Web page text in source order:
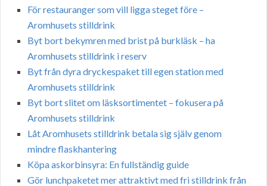
För restauranger som vill ligga steget före –
Aromhusets stilldrink
Byt bort bekymren med brist på burkläsk – ha
Aromhusets stilldrink i reserv
Byt från dyra dryckespaket till egen station med
Aromhusets stilldrink
Byt bort slitet om läsksortimentet – fokusera på
Aromhusets stilldrink
Låt Aromhusets stilldrink betala sig själv genom
mindre flaskhantering
Köpa askorbinsyra: En fullständig guide
Gör lunchpaketet mer attraktivt med fri stilldrink från